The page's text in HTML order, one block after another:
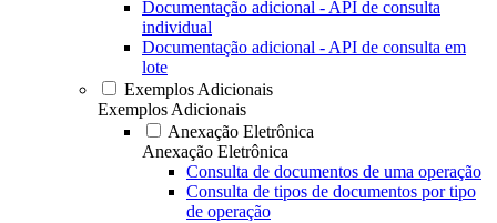
Documentação adicional - API de consulta
individual
Documentação adicional - API de consulta em
lote
Exemplos Adicionais
Exemplos Adicionais
Anexação Eletrônica
Anexação Eletrônica
Consulta de documentos de uma operação
Consulta de tipos de documentos por tipo
de operação